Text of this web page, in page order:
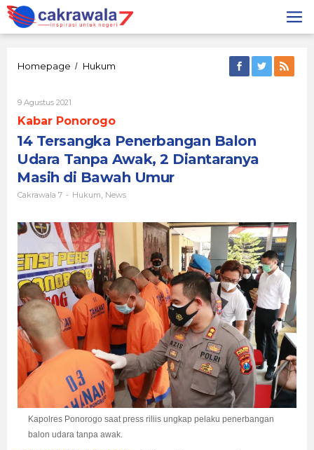
Lewati
ke
konten
Homepage / Hukum
Awak,
2
Diantaranya
Masih
di
9 Agustus 2021
7
Kabar Ponorogo
14 Tersangka Penerbangan Balon
Udara Tanpa Awak, 2 Diantaranya
Masih di Bawah Umur
Cakrawala 7 - Hukum News
Kapolres Ponorogo saat press riliis ungkap pelaku penerbangan
balon udara tanpa awak.